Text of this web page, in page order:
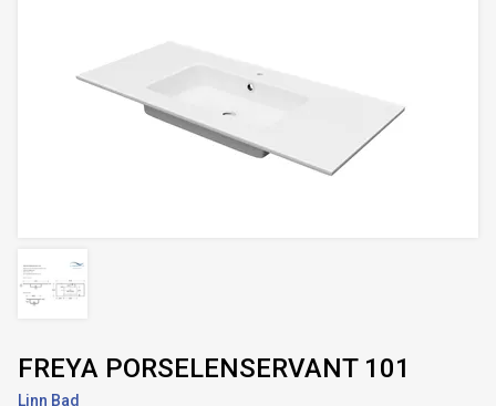
FREYA PORSELENSERVANT 101
Linn Bad